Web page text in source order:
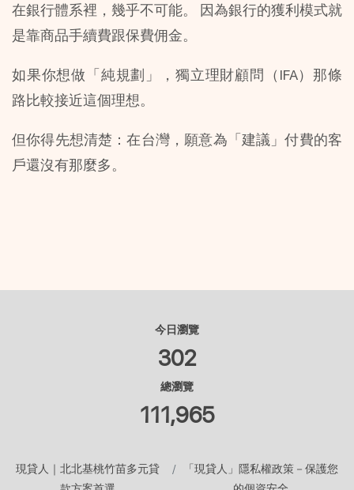
在銀行體系裡，幾乎不可能。 因為銀行的獲利模式就
是靠商品手續費跟保費佣金。
如果你想做「純規劃」，獨立理財顧問（IFA）那條
路比較接近這個理想。
但你得先想清楚：在台灣，願意為「建議」付費的客
戶還沒有那麼多。
今日瀏覽
302
總瀏覽
111,965
現貸人｜北北基桃竹苗多元貸
「現貸人」隱私權政策－保護您